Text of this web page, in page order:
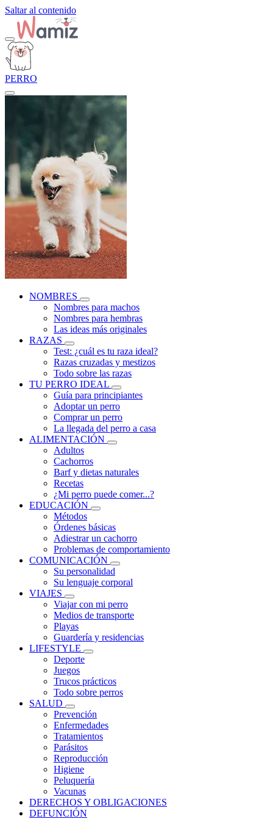
Saltar al contenido
PERRO
NOMBRES
Nombres para machos
Nombres para hembras
Las ideas más originales
RAZAS
Test: ¿cuál es tu raza ideal?
Razas cruzadas y mestizos
Todo sobre las razas
TU PERRO IDEAL
Guía para principiantes
Adoptar un perro
Comprar un perro
La llegada del perro a casa
ALIMENTACIÓN
Adultos
Cachorros
Barf y dietas naturales
Recetas
¿Mi perro puede comer...?
EDUCACIÓN
Métodos
Órdenes básicas
Adiestrar un cachorro
Problemas de comportamiento
COMUNICACIÓN
Su personalidad
Su lenguaje corporal
VIAJES
Viajar con mi perro
Medios de transporte
Playas
Guardería y residencias
LIFESTYLE
Deporte
Juegos
Trucos prácticos
Todo sobre perros
SALUD
Prevención
Enfermedades
Tratamientos
Parásitos
Reproducción
Higiene
Peluquería
Vacunas
DERECHOS Y OBLIGACIONES
DEFUNCIÓN